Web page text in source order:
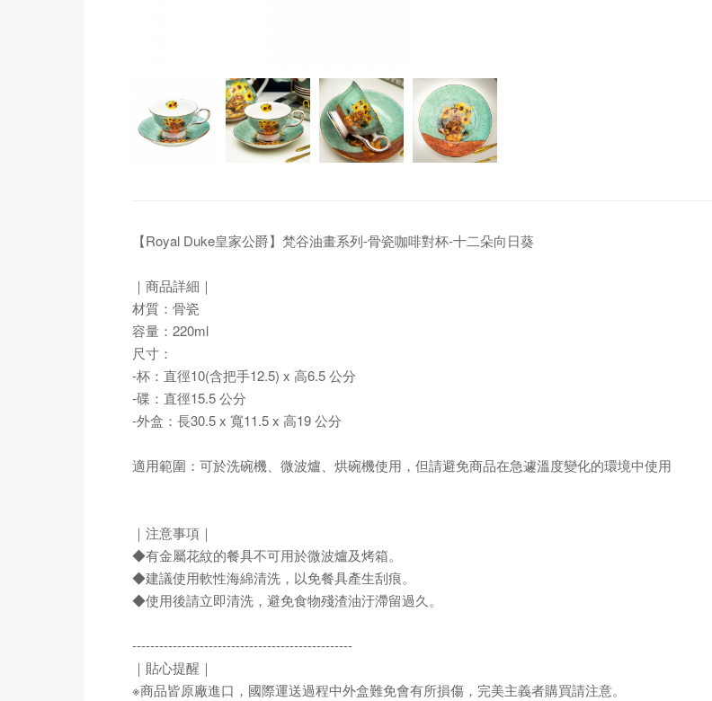
【Royal Duke皇家公爵】梵谷油畫系列-骨瓷咖啡對杯-十二朵向日葵
｜商品詳細｜
材質：骨瓷
容量：220ml
尺寸：
-杯：直徑10(含把手12.5) x 高6.5 公分
-碟：直徑15.5 公分
-外盒：長30.5 x 寬11.5 x 高19 公分
適用範圍：可於洗碗機、微波爐、烘碗機使用，但請避免商品在急遽溫度變化的環境中使用
｜注意事項｜
◆有金屬花紋的餐具不可用於微波爐及烤箱。
◆建議使用軟性海綿清洗，以免餐具產生刮痕。
◆使用後請立即清洗，避免食物殘渣油汙滯留過久。
-------------------------------------------------
｜貼心提醒｜
※商品皆原廠進口，國際運送過程中外盒難免會有所損傷，完美主義者購買請注意。